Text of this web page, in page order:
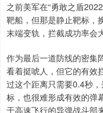
之前美军在“勇敢之盾
靶船，但那是静止靶标，
末端变轨，拦截成功率会
作为最后一道防线的密集
看着挺唬人，但它的有效
过这个距离只需要0.4秒
标，也很难形成有效的弹
于高速飞行的导弹战斗部